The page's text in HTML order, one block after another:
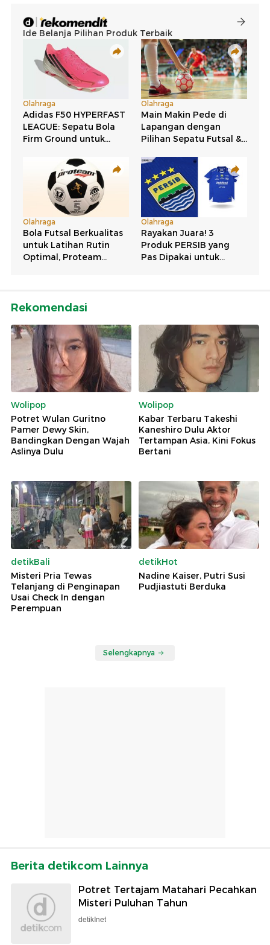
Rekomendasi
Wolipop
Potret Wulan Guritno
Pamer Dewy Skin,
Bandingkan Dengan Wajah
Aslinya Dulu
Wolipop
Kabar Terbaru Takeshi
Kaneshiro Dulu Aktor
Tertampan Asia, Kini Fokus
Bertani
detikBali
Misteri Pria Tewas
Telanjang di Penginapan
Usai Check In dengan
Perempuan
detikHot
Nadine Kaiser, Putri Susi
Pudjiastuti Berduka
Selengkapnya
Berita detikcom Lainnya
Potret Tertajam Matahari Pecahkan
Misteri Puluhan Tahun
detikInet